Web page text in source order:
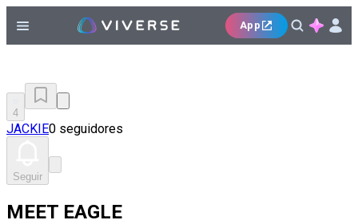
App
4
JACKIE0 seguidores
Seguir
MEET EAGLE